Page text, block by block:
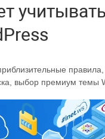
выбор премиум темы